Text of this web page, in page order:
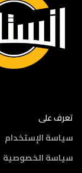
تعرف على
سياسة الإستخدام
سياسة الخصوصية